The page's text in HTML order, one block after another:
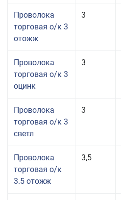
Проволока
торговая о/к 3
отожж
3
Проволока
торговая о/к 3
оцинк
3
Проволока
торговая о/к 3
светл
3
Проволока
торговая о/к
3.5 отожж
3,5